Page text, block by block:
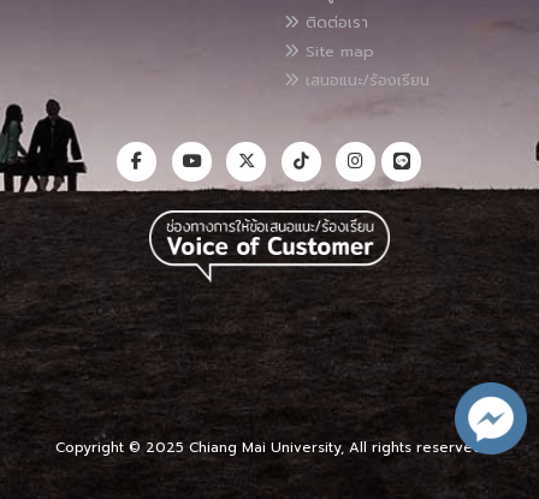
ติดต่อเรา
Site map
เสนอแนะ/ร้องเรียน
Copyright © 2025 Chiang Mai University, All rights reserved.